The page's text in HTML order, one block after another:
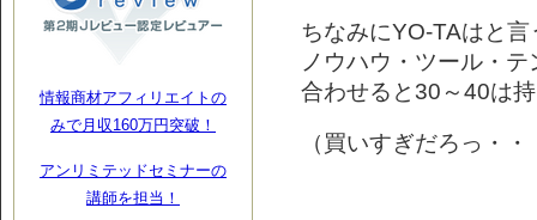
ちなみにYO-TAはと
ノウハウ・ツール・
合わせると30～40は
（買いすぎだろっ・
情報商材アフィリエイトの
みで月収160万円突破！
アンリミテッドセミナーの
講師を担当！